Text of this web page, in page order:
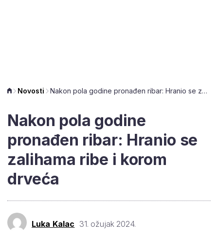
Novosti Nakon pola godine pronađen ribar: Hranio se zalihama ribe i korom drveća
Nakon pola godine
pronađen ribar: Hranio se
zalihama ribe i korom
drveća
Luka Kalac 31. ožujak 2024.